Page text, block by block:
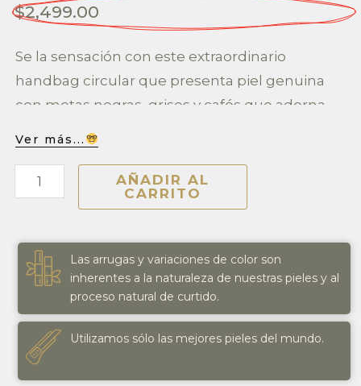
$2,499.00
Se la sensación con este extraordinario
handbag circular que presenta piel genuina
con motas negras, grises y cafés que adorna
Piel genuina
Interior de Gamuza café
Tarjetero interno
Hecho a Mano 100%
ENVÍO GRATIS a todo México
Envíos Internacionales
Circular handbag featuring cowhide with cream
base and black, gray, and brown speckles that
adorn it like chocolate chips on a light
Ver más...
LUNA
ROSSELLINI
AÑADIR AL
CARRITO
Las arrugas y variaciones de color son
inherentes a la naturaleza de nuestras pieles y al
proceso natural de curtido.
Utilizamos sólo las mejores pieles del mundo.